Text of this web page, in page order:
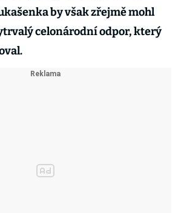
by však zřejmě mohl
celonárodní odpor, který